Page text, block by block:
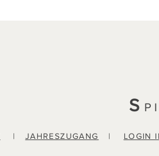
S
| JAHRESZUGANG | LOGIN